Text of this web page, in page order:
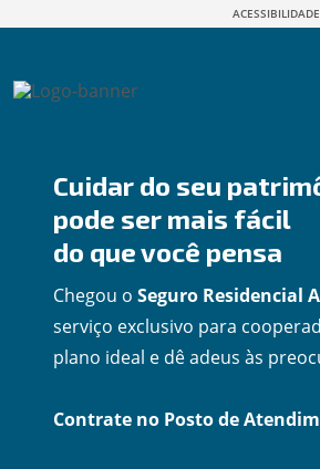
ACESSIBILIDADE
Cuidar do seu
pode ser mais fácil
do que você pensa
Chegou o Seguro Residencial
serviço exclusivo para
plano ideal e dê adeus às
Contrate no Posto de